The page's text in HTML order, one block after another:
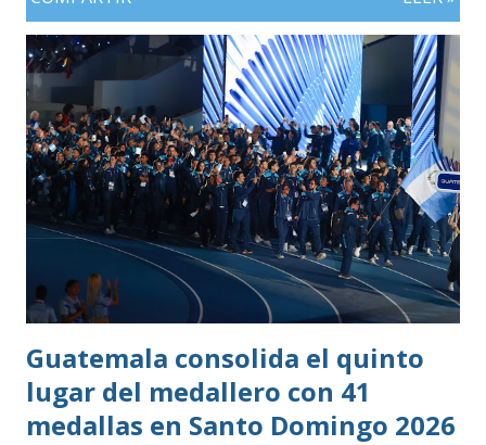
Guatemala consolida el quinto
lugar del medallero con 41
medallas en Santo Domingo 2026